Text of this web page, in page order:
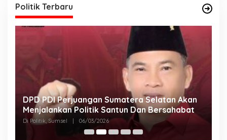
Politik Terbaru
DPD PDI Perjuangan Sumatera Selatan Akan
Menjalankan Politik Santun Dan Bersahabat
Di Politik, Sumsel 06/03/2026